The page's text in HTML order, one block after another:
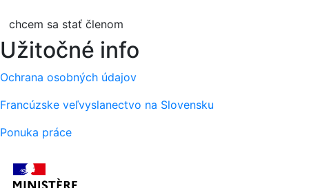
chcem sa stať členom
Užitočné info
Ochrana osobných údajov
Francúzske veľvyslanectvo na Slovensku
Ponuka práce